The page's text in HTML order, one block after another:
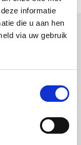
informatie
die u aan hen
via uw gebruik
een likje